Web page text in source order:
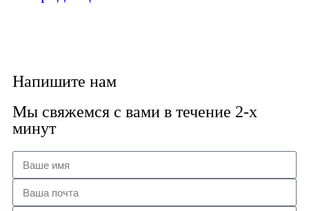
Напишите нам
Мы свяжемся с вами в течение 2-х
минут